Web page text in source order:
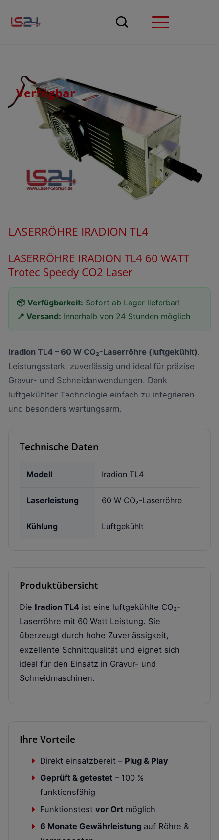
Verfügbar
LASERRÖHRE IRADION TL4
LASERRÖHRE IRADION TL4 60 WATT
Trotec Speedy CO2 Laser
📦 Verfügbarkeit: Sofort ab Lager lieferbar!
📍 Versand: Innerhalb von 24 Stunden möglich
Iradion TL4 – 60 W CO₂-Laserröhre (luftgekühlt).
Leistungsstark, zuverlässig und ideal für präzise
Gravur- und Schneidanwendungen. Dank
luftgekühlter Technologie einfach zu integrieren
und besonders wartungsarm.
Technische Daten
Modell Iradion TL4
Laserleistung 60 W CO₂-Laserröhre
Kühlung Luftgekühlt
Produktübersicht
Die Iradion TL4 ist eine luftgekühlte CO₂-
Laserröhre mit 60 Watt Leistung. Sie
überzeugt durch hohe Zuverlässigkeit,
exzellente Schnittqualität und eignet sich
ideal für den Einsatz in Gravur- und
Schneidmaschinen.
Ihre Vorteile
Direkt einsatzbereit – Plug & Play
Geprüft & getestet – 100 %
funktionsfähig
Funktionstest vor Ort möglich
6 Monate Gewährleistung auf Röhre &